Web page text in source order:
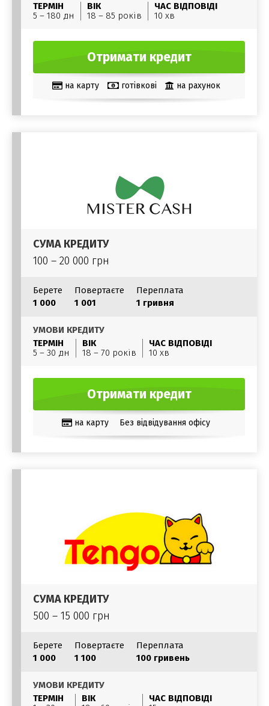
ТЕРМІН
5 – 180 дн
ВІК
18 – 85 років
ЧАС ВІДПОВІДІ
10 хв
Отримати кредит
на карту готівкові на рахунок
СУМА КРЕДИТУ
100 – 20 000 грн
Берете
1 000
Повертаєте
1 001
Переплата
1 гривня
УМОВИ КРЕДИТУ
ТЕРМІН
5 – 30 дн
ВІК
18 – 70 років
ЧАС ВІДПОВІДІ
10 хв
Отримати кредит
на карту Без відвідування офісу
СУМА КРЕДИТУ
500 – 15 000 грн
Берете
1 000
Повертаєте
1 100
Переплата
100 гривень
УМОВИ КРЕДИТУ
ТЕРМІН
ВІК
ЧАС ВІДПОВІДІ